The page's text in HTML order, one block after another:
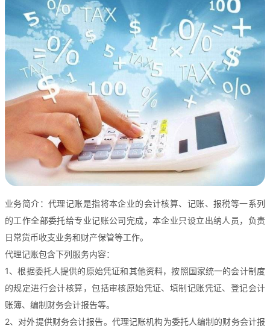
业务简介：代理记账是指将本企业的会计核算、记账、报税等一系列
的工作全部委托给专业记账公司完成，本企业只设立出纳人员，负责
日常货币收支业务和财产保管等工作。
代理记账包含下列服务内容：
1、根据委托人提供的原始凭证和其他资料，按照国家统一的会计制度
的规定进行会计核算，包括审核原始凭证、填制记账凭证、登记会计
账簿、编制财务会计报告等。
2、对外提供财务会计报告。代理记账机构为委托人编制的财务会计报